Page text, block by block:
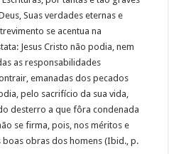
Suas verdades eternas e
se acentua na
Jesus Cristo não podia, nem
as responsabilidades
emanadas dos pecados
pelo sacrifício da sua vida,
desterro a que fôra condenada
se firma, pois, nos méritos e
boas obras dos homens (Ibid., p.